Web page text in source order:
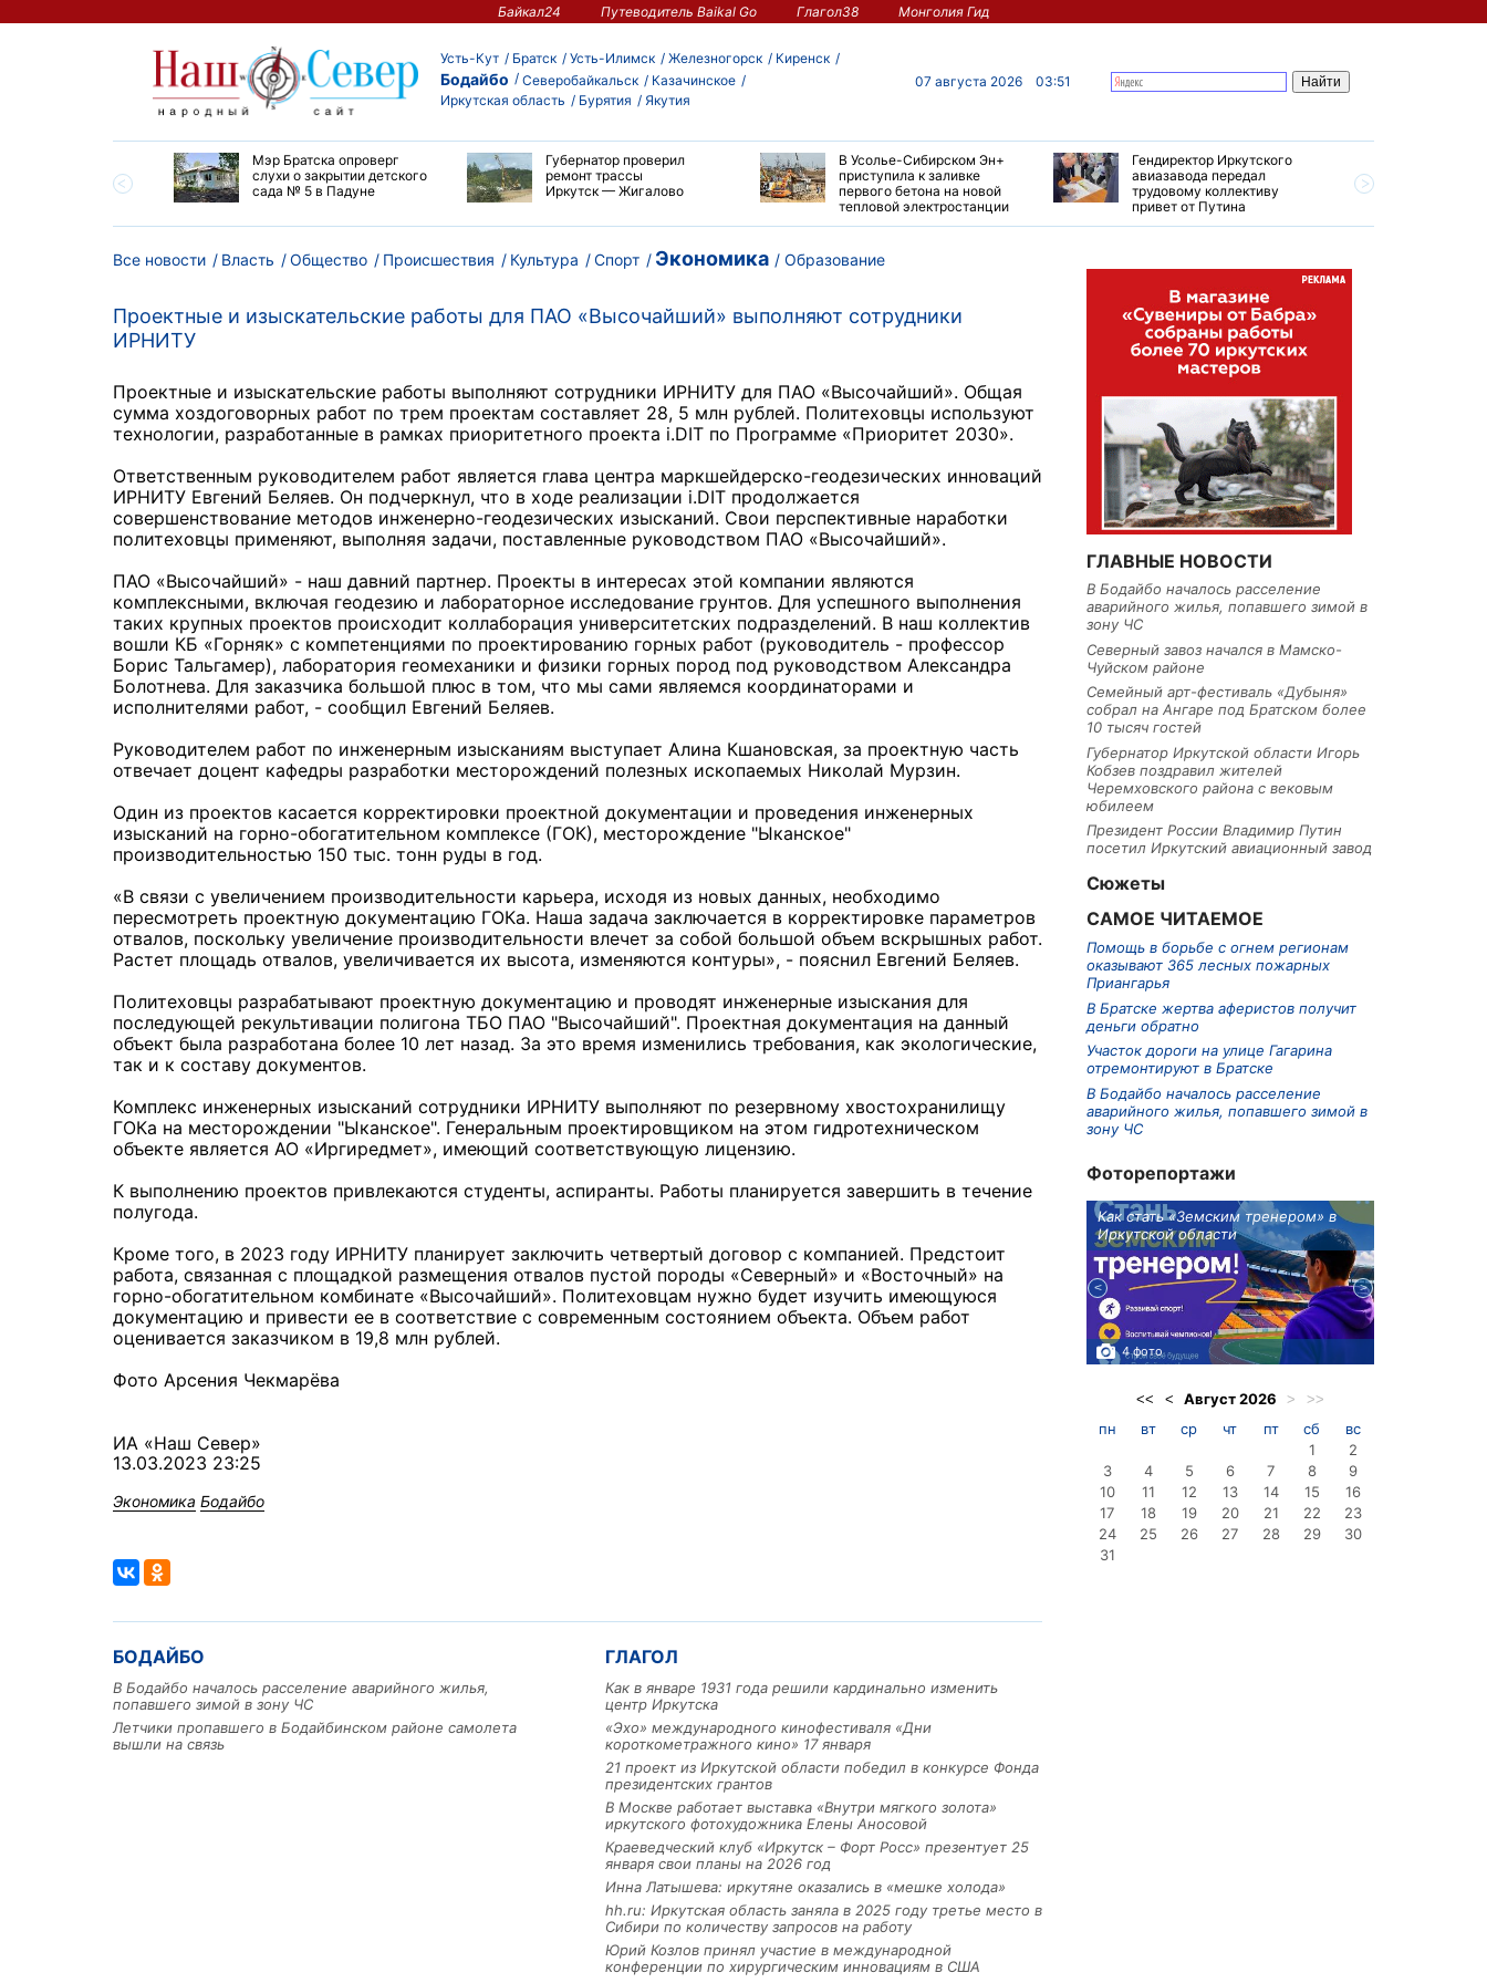
Байкал24 Путеводитель Baikal Go Глагол38 Монголия Гид
Усть-Кут Братск Усть-Илимск Железногорск Киренск
Бодайбо Северобайкальск
Казачинское
Иркутская область
Бурятия Якутия
07 августа 2026 03:51
Мэр Братска опроверг
слухи о закрытии детского
сада № 5 в Падуне
Губернатор проверил
ремонт трассы
Иркутск — Жигалово
В Усолье-Сибирском Эн+
приступила к заливке
первого бетона на новой
тепловой электростанции
Гендиректор Иркутского
авиазавода передал
трудовому коллективу
привет от Путина
Все новости Власть Общество Происшествия Культура Спорт Экономика Образование
Проектные и изыскательские работы для ПАО «Высочайший» выполняют сотрудники
ИРНИТУ
Проектные и изыскательские работы выполняют сотрудники ИРНИТУ для ПАО «Высочайший». Общая
сумма хоздоговорных работ по трем проектам составляет 28, 5 млн рублей. Политеховцы используют
технологии, разработанные в рамках приоритетного проекта i.DIT по Программе «Приоритет 2030».
Ответственным руководителем работ является глава центра маркшейдерско-геодезических инноваций
ИРНИТУ Евгений Беляев. Он подчеркнул, что в ходе реализации i.DIT продолжается
совершенствование методов инженерно-геодезических изысканий. Свои перспективные наработки
политеховцы применяют, выполняя задачи, поставленные руководством ПАО «Высочайший».
ПАО «Высочайший» - наш давний партнер. Проекты в интересах этой компании являются
комплексными, включая геодезию и лабораторное исследование грунтов. Для успешного выполнения
таких крупных проектов происходит коллаборация университетских подразделений. В наш коллектив
вошли КБ «Горняк» с компетенциями по проектированию горных работ (руководитель - профессор
Борис Тальгамер), лаборатория геомеханики и физики горных пород под руководством Александра
Болотнева. Для заказчика большой плюс в том, что мы сами являемся координаторами и
исполнителями работ, - сообщил Евгений Беляев.
Руководителем работ по инженерным изысканиям выступает Алина Кшановская, за проектную часть
отвечает доцент кафедры разработки месторождений полезных ископаемых Николай Мурзин.
Один из проектов касается корректировки проектной документации и проведения инженерных
изысканий на горно-обогатительном комплексе (ГОК), месторождение "Ыканское"
производительностью 150 тыс. тонн руды в год.
«В связи с увеличением производительности карьера, исходя из новых данных, необходимо
пересмотреть проектную документацию ГОКа. Наша задача заключается в корректировке параметров
отвалов, поскольку увеличение производительности влечет за собой большой объем вскрышных работ.
Растет площадь отвалов, увеличивается их высота, изменяются контуры», - пояснил Евгений Беляев.
Политеховцы разрабатывают проектную документацию и проводят инженерные изыскания для
последующей рекультивации полигона ТБО ПАО "Высочайший". Проектная документация на данный
объект была разработана более 10 лет назад. За это время изменились требования, как экологические,
так и к составу документов.
Комплекс инженерных изысканий сотрудники ИРНИТУ выполняют по резервному хвостохранилищу
ГОКа на месторождении "Ыканское". Генеральным проектировщиком на этом гидротехническом
объекте является АО «Иргиредмет», имеющий соответствующую лицензию.
К выполнению проектов привлекаются студенты, аспиранты. Работы планируется завершить в течение
полугода.
Кроме того, в 2023 году ИРНИТУ планирует заключить четвертый договор с компанией. Предстоит
работа, связанная с площадкой размещения отвалов пустой породы «Северный» и «Восточный» на
горно-обогатительном комбинате «Высочайший». Политеховцам нужно будет изучить имеющуюся
документацию и привести ее в соответствие с современным состоянием объекта. Объем работ
оценивается заказчиком в 19,8 млн рублей.
Фото Арсения Чекмарёва
ИА «Наш Север»
13.03.2023 23:25
Экономика Бодайбо
БОДАЙБО
В Бодайбо началось расселение аварийного жилья,
попавшего зимой в зону ЧС
Летчики пропавшего в Бодайбинском районе самолета
вышли на связь
ГЛАГОЛ
Как в январе 1931 года решили кардинально изменить
центр Иркутска
«Эхо» международного кинофестиваля «Дни
короткометражного кино» 17 января
21 проект из Иркутской области победил в конкурсе Фонда
президентских грантов
В Москве работает выставка «Внутри мягкого золота»
иркутского фотохудожника Елены Аносовой
Краеведческий клуб «Иркутск – Форт Росс» презентует 25
января свои планы на 2026 год
Инна Латышева: иркутяне оказались в «мешке холода»
hh.ru: Иркутская область заняла в 2025 году третье место в
Сибири по количеству запросов на работу
Юрий Козлов принял участие в международной
конференции по хирургическим инновациям в США
ГЛАВНЫЕ НОВОСТИ
В Бодайбо началось расселение
аварийного жилья, попавшего зимой в
зону ЧС
Северный завоз начался в Мамско-
Чуйском районе
Семейный арт-фестиваль «Дубыня»
собрал на Ангаре под Братском более
10 тысяч гостей
Губернатор Иркутской области Игорь
Кобзев поздравил жителей
Черемховского района с вековым
юбилеем
Президент России Владимир Путин
посетил Иркутский авиационный завод
Сюжеты
САМОЕ ЧИТАЕМОЕ
Помощь в борьбе с огнем регионам
оказывают 365 лесных пожарных
Приангарья
В Братске жертва аферистов получит
деньги обратно
Участок дороги на улице Гагарина
отремонтируют в Братске
В Бодайбо началось расселение
аварийного жилья, попавшего зимой в
зону ЧС
Фоторепортажи
машиностроительное предприятие
из Иркутской области
Как стать «Земским тренером» в
Иркутской области
4 фото
<< < Август2026 > >>
пн вт ср чт пт сб
вс
1
2
3
4 5 6 7 8
9
10
11 12 13 14 15
16
17
18 19 20 21 22
23
24
25 26 27 28 29
30
31